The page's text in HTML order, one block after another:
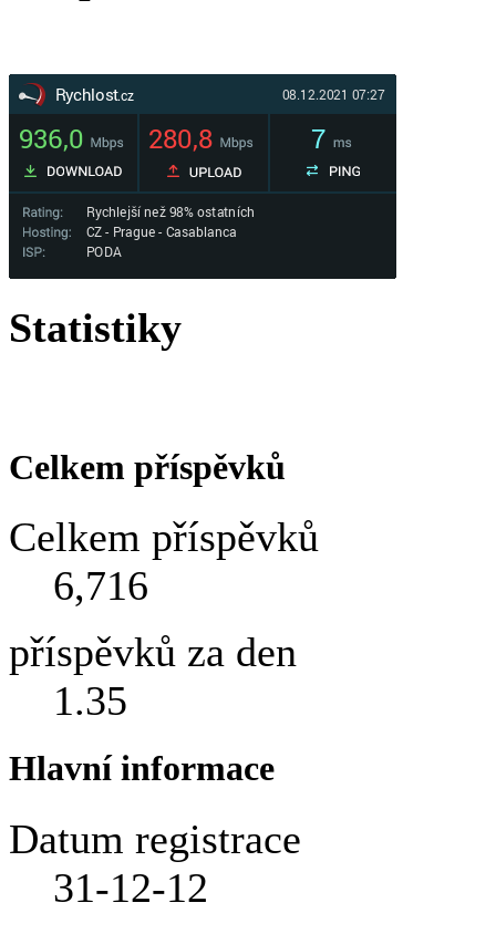
Statistiky
Celkem příspěvků
Celkem příspěvků
6,716
příspěvků za den
1.35
Hlavní informace
Datum registrace
31-12-12